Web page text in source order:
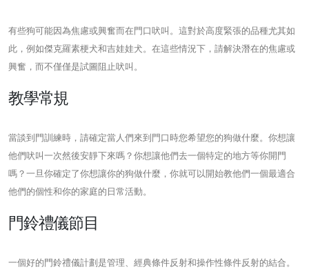
有些狗可能因為焦慮或興奮而在門口吠叫。這對於高度緊張的品種尤其如
此，例如傑克羅素梗犬和吉娃娃犬。在這些情況下，請解決潛在的焦慮或
興奮，而不僅僅是試圖阻止吠叫。
教學常規
當談到門訓練時，請確定當人們來到門口時您希望您的狗做什麼。你想讓
他們吠叫一次然後安靜下來嗎？你想讓他們去一個特定的地方等你開門
嗎？一旦你確定了你想讓你的狗做什麼，你就可以開始教他們一個最適合
他們的個性和你的家庭的日常活動。
門鈴禮儀節目
一個好的門鈴禮儀計劃是管理、經典條件反射和操作性條件反射的結合。